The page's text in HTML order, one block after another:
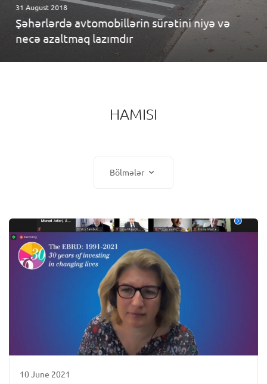
niyə və
İtaliyanın Avtomobil Klubunun
cənab Sticchi Damiani
etmişdir.
HAMISI
Bölmələr
10 June 2021